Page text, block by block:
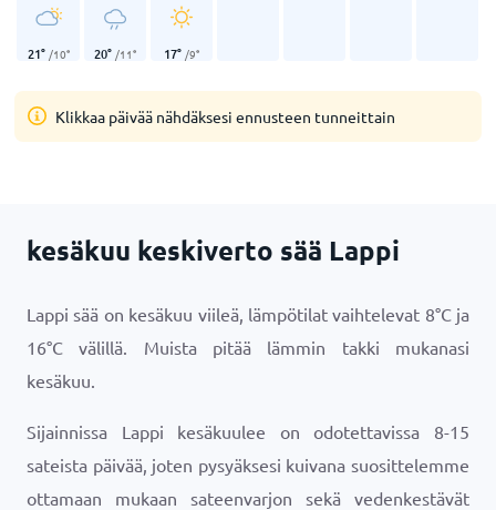
21° /10° 20° /11° 17° /9°
Klikkaa päivää nähdäksesi ennusteen tunneittain
kesäkuu keskiverto sää Lappi
Lappi sää on kesäkuu viileä, lämpötilat vaihtelevat 8°Cja
16°C välillä. Muista pitää lämmin takki mukanasi
kesäkuu.
Sijainnissa Lappi kesäkuulee on odotettavissa 8-15
sateista päivää, joten pysyäksesi kuivana suosittelemme
ottamaan mukaan sateenvarjon sekä vedenkestävät